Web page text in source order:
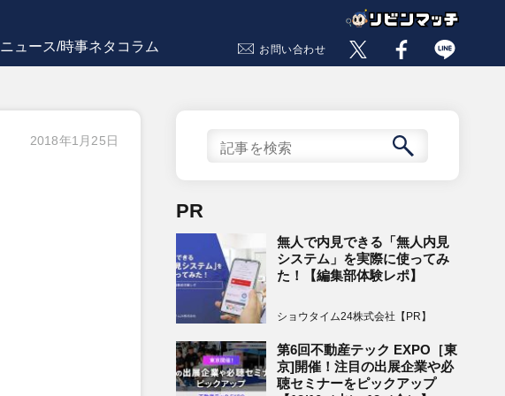
ニュース/時事ネタコラム お問い合わせ
2018年1月25日
PR
無人で内見できる「無人内見
システム」を実際に使ってみ
た！【編集部体験レポ】
ショウタイム24株式会社【PR】
第6回不動産テック EXPO［東
京]開催！注目の出展企業や必
聴セミナーをピックアップ